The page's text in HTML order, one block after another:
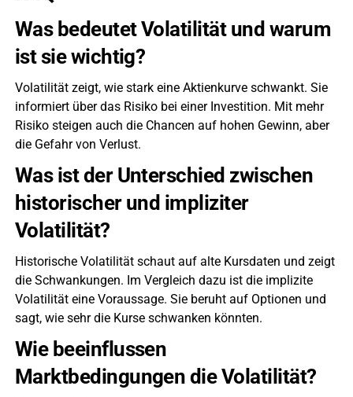
Was bedeutet Volatilität und warum
ist sie wichtig?
Volatilität zeigt, wie stark eine Aktienkurve schwankt. Sie
informiert über das Risiko bei einer Investition. Mit mehr
Risiko steigen auch die Chancen auf hohen Gewinn, aber
die Gefahr von Verlust.
Was ist der Unterschied zwischen
historischer und impliziter
Volatilität?
Historische Volatilität schaut auf alte Kursdaten und zeigt
die Schwankungen. Im Vergleich dazu ist die implizite
Volatilität eine Voraussage. Sie beruht auf Optionen und
sagt, wie sehr die Kurse schwanken könnten.
Wie beeinflussen
Marktbedingungen die Volatilität?